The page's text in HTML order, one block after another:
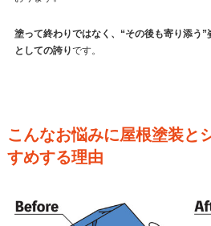
塗って終わりではなく、“その後も寄り添う
としての誇りです。
こんなお悩みに屋根塗装と
すめする理由